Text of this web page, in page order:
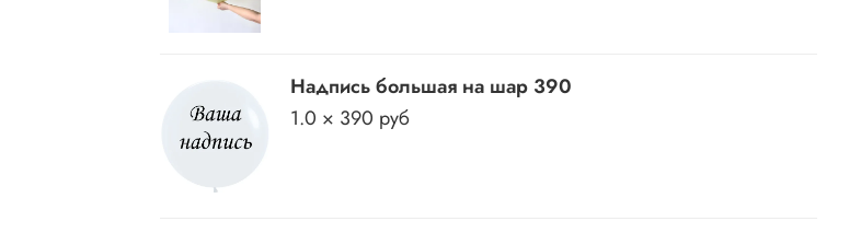
Надпись большая на шар 390
1.0 × 390 руб